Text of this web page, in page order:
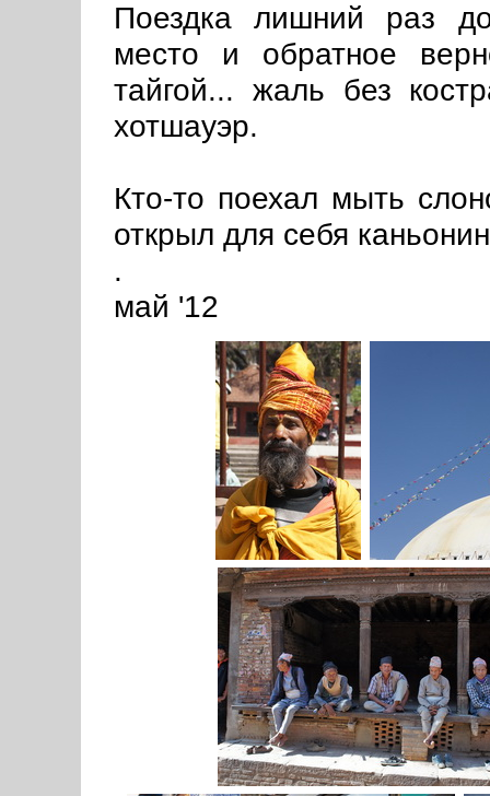
Поездка лишний раз
место и обратное
тайгой... жаль без
хотшауэр.
Кто-то поехал мыть
открыл для себя
.
май '12